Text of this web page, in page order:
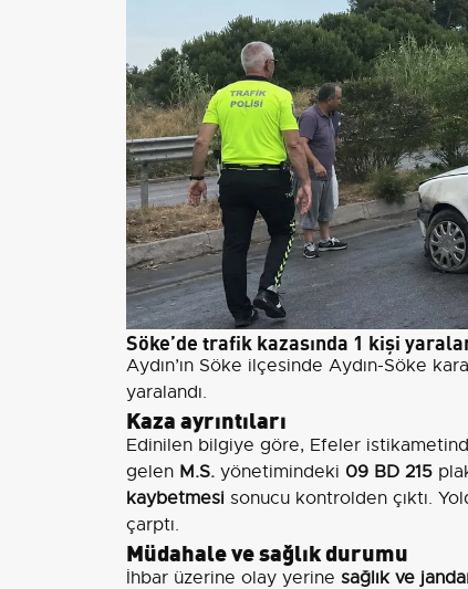
Söke’de trafik kazasında 1 kişi
Aydın’ın Söke ilçesinde Aydın-Söke
yaralandı.
Kaza ayrıntıları
Edinilen bilgiye göre, Efeler
gelen M.S. yönetimindeki 09 BD 215
kaybetmesi sonucu kontrolden çıktı.
çarptı.
Müdahale ve sağlık durumu
İhbar üzerine olay yerine sağlık ve